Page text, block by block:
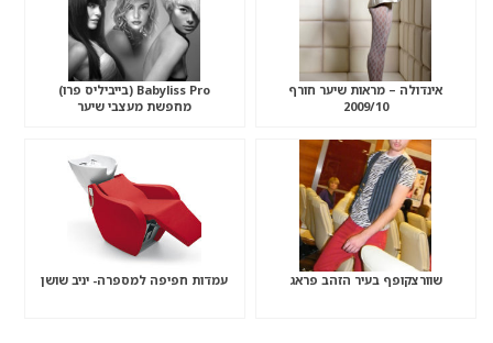
אינדולה – מראות שיער חורף
2009/10
Babyliss Pro (בייביליס פרו)
מחפשת מעצבי שיער
שוורצקופף בעיר הזהב פראג עמדות חפיפה למספרה- יניב שושן